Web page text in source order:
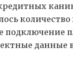
количество
подключение
данные